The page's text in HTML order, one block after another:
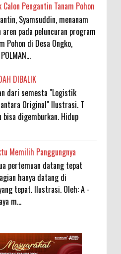
Calon Pengantin Tanam Pohon
Syamsuddin, menanam
pada peluncuran program
Pohon di Desa Ongko,
DIBALIK
dari semesta "Logistik
Original" Ilustrasi. T
bisa digemburkan. Hidup
Memilih Panggungnya
pertemuan datang tepat
hanya datang di
tepat. Ilustrasi. Oleh: A -
m...